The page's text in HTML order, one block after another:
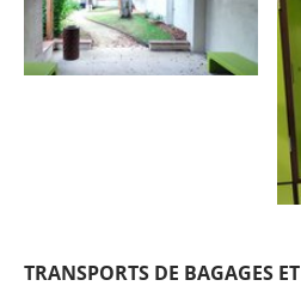
TRANSPORTS DE BAGAGES